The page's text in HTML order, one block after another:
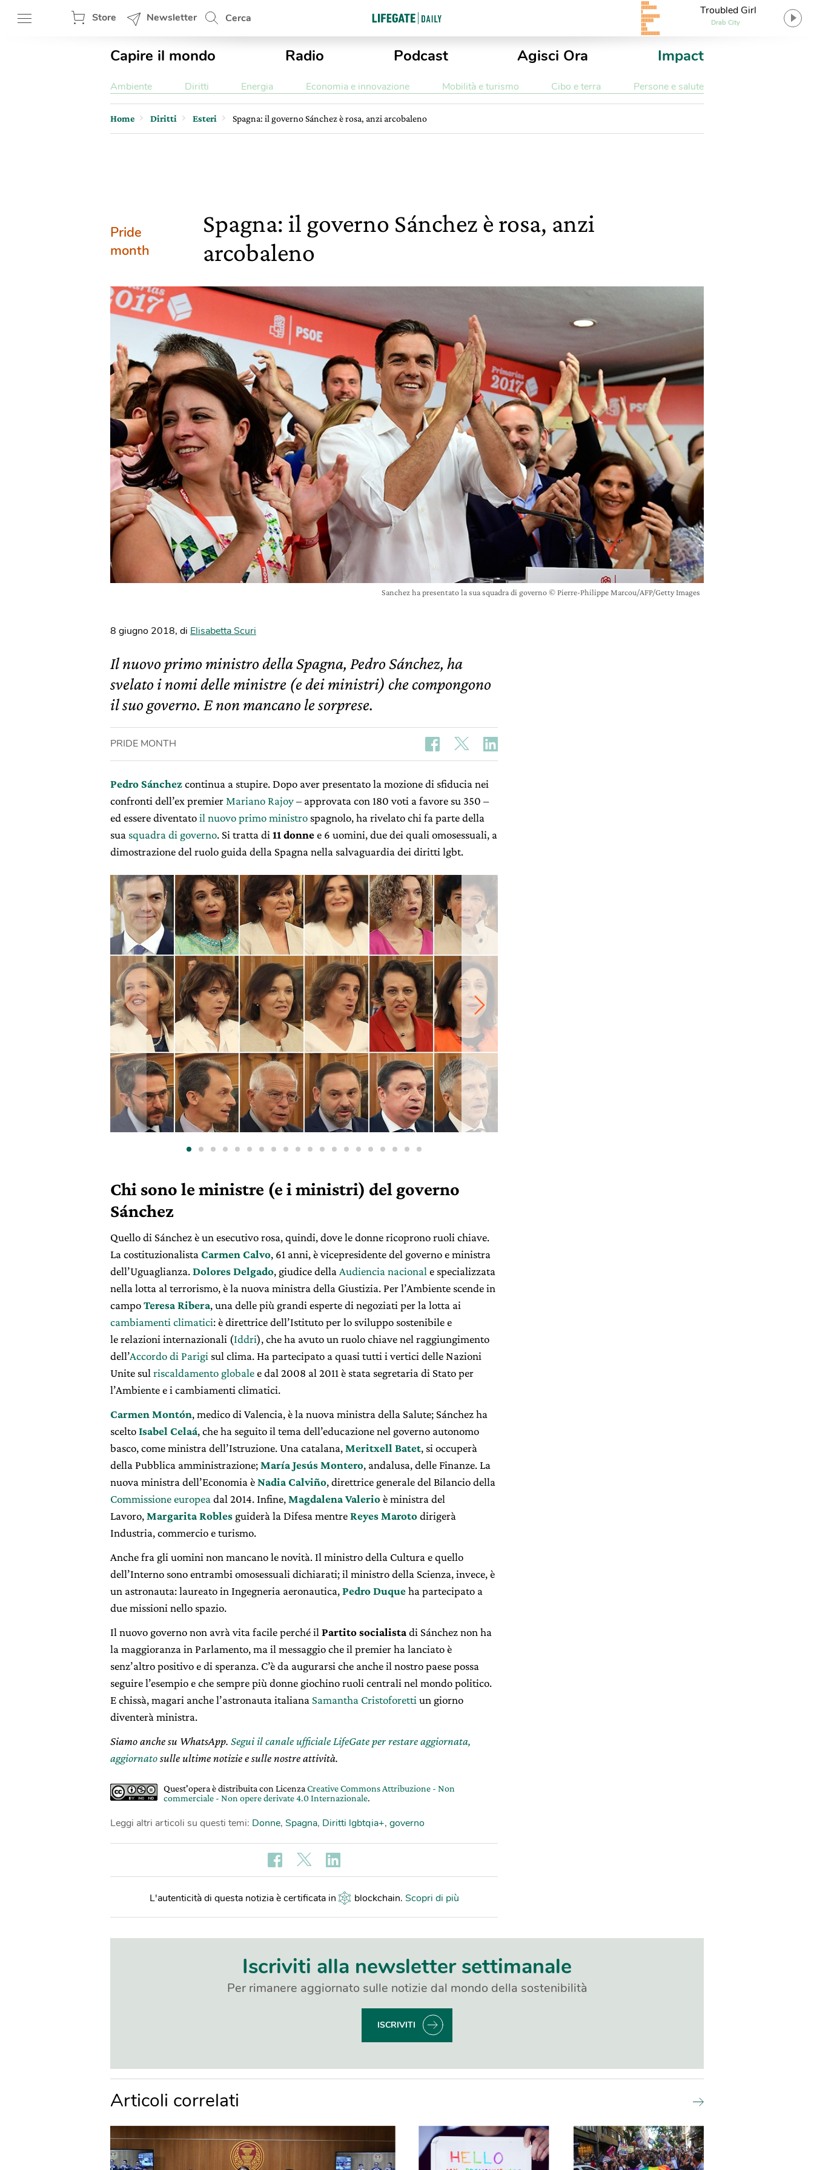
Store Newsletter Cerca
Troubled Girl
Drab City
Capire il mondo Radio Podcast Agisci Ora Impact
Ambiente Diritti Energia Economia e innovazione Mobilità e turismo Cibo e terra Persone e salute
Home Diritti Esteri Spagna: il governo Sánchez è rosa, anzi arcobaleno
Pride
month
Spagna: il governo Sánchez è rosa, anzi
arcobaleno
Sanchez ha presentato la sua squadra di governo © Pierre-Philippe Marcou/AFP/Getty Images
8 giugno 2018, di Elisabetta Scuri
Il nuovo primo ministro della Spagna, Pedro Sánchez, ha
svelato i nomi delle ministre (e dei ministri) che compongono
il suo governo. E non mancano le sorprese.
PRIDE MONTH
Pedro Sánchezcontinua a stupire. Dopo aver presentato la mozione di sfiducia nei
confronti dell’ex premier Mariano Rajoy– approvata con 180 voti a favore su 350 –
ed essere diventatoil nuovo primo ministro spagnolo, ha rivelato chi fa parte della
sua squadra di governo. Si tratta di 11 donnee 6 uomini, due dei quali omosessuali, a
dimostrazione del ruolo guida della Spagna nella salvaguardia dei diritti lgbt.
Chi sono le ministre (e i ministri) del governo
Sánchez
Quello di Sánchez è un esecutivo rosa, quindi, dove le donne ricoprono ruoli chiave.
La costituzionalistaCarmen Calvo, 61 anni, è vicepresidente del governo e ministra
dell’Uguaglianza.Dolores Delgado, giudice dellaAudiencia nacionale specializzata
nella lotta al terrorismo, è la nuova ministra della Giustizia. Per l’Ambiente scende in
campoTeresa Ribera, una delle più grandi esperte di negoziati per la lotta ai
cambiamenti climatici: è direttrice dell’Istituto per lo sviluppo sostenibile e
le relazioni internazionali (Iddri), che ha avuto un ruolo chiave nel raggiungimento
dell’Accordo di Parigi sul clima. Ha partecipato a quasi tutti i vertici delle Nazioni
Unite sulriscaldamento globalee dal 2008 al 2011 è stata segretaria di Stato per
l’Ambiente e i cambiamenti climatici.
Carmen Montón, medico di Valencia, è la nuova ministra della Salute; Sánchez ha
sceltoIsabel Celaá, che ha seguito il tema dell’educazione nel governo autonomo
basco, come ministra dell’Istruzione. Una catalana,MeritxellBatet, si occuperà
della Pubblica amministrazione;María Jesús Montero, andalusa, delle Finanze. La
nuova ministra dell’Economia èNadia Calviño, direttrice generale del Bilancio della
Commissione europeadal 2014. Infine,Magdalena Valerioè ministra del
Lavoro,Margarita Robles guiderà la Difesa mentreReyes Marotodirigerà
Industria, commercio e turismo.
Anche fra gli uomini non mancano le novità. Il ministro della Cultura e quello
dell’Interno sono entrambi omosessuali dichiarati; il ministro della Scienza, invece, è
un astronauta: laureato in Ingegneria aeronautica,Pedro Duqueha partecipato a
due missioni nello spazio.
Il nuovo governo non avrà vita facile perché ilPartito socialistadi Sánchez non ha
la maggioranza in Parlamento, ma il messaggio che il premier ha lanciato è
senz’altro positivo e di speranza. C’è da augurarsi che anche il nostro paese possa
seguire l’esempio e che sempre più donne giochino ruoli centrali nel mondo politico.
E chissà, magari anche l’astronauta italiana Samantha Cristoforettiun giorno
diventerà ministra.
Siamo anche su WhatsApp. Segui il canale ufficiale LifeGate per restare aggiornata,
aggiornatosulle ultime notizie e sulle nostre attività.
Quest'opera è distribuita con Licenza Creative Commons Attribuzione - Non
commerciale - Non opere derivate 4.0 Internazionale.
Leggi altri articoli su questi temi: Donne, Spagna, Diritti lgbtqia+, governo
L'autenticità di questa notizia è certificata in blockchain. Scopri di più
Iscriviti alla newsletter settimanale
Per rimanere aggiornato sulle notizie dal mondo della sostenibilità
ISCRIVITI
Articoli correlati